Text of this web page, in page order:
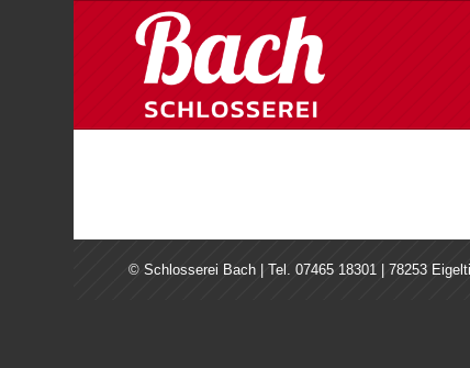
© Schlosserei Bach | Tel. 07465 18301 | 78253